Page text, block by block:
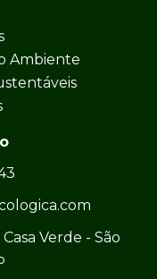
Ambiente
Verde - São